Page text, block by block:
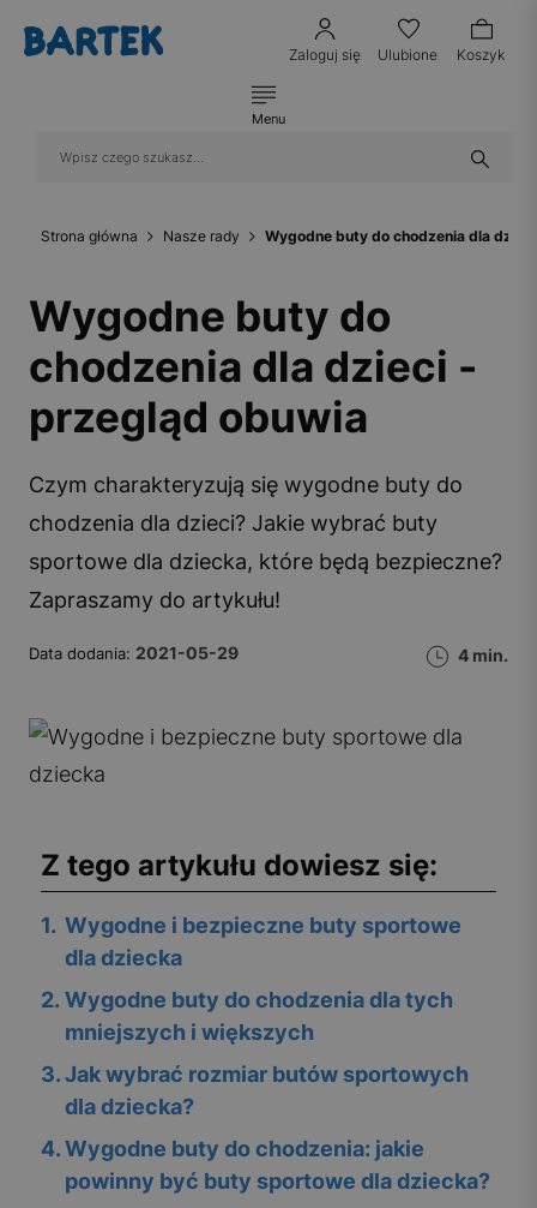
Zaloguj się Ulubione Koszyk
Menu
Strona główna Nasze rady Wygodne buty do chodzenia dla
Wygodne buty do
chodzenia dla dzieci -
przegląd obuwia
Czym charakteryzują się wygodne buty do
chodzenia dla dzieci? Jakie wybrać buty
sportowe dla dziecka, które będą bezpieczne?
Zapraszamy do artykułu!
Data dodania: 2021-05-29 4 min.
Z tego artykułu dowiesz się:
1. Wygodne i bezpieczne buty sportowe
dla dziecka
2. Wygodne buty do chodzenia dla tych
mniejszych i większych
3.Jak wybrać rozmiar butów sportowych
dla dziecka?
4.Wygodne buty do chodzenia: jakie
powinny być buty sportowe dla dziecka?